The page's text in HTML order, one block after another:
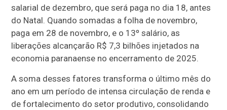
salarial de dezembro, que será paga no dia 18, antes
do Natal. Quando somadas a folha de novembro,
paga em 28 de novembro, e o 13º salário, as
liberações alcançarão R$ 7,3 bilhões injetados na
economia paranaense no encerramento de 2025.
A soma desses fatores transforma o último mês do
ano em um período de intensa circulação de renda e
de fortalecimento do setor produtivo, consolidando